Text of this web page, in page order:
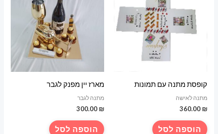
קופסת מתנה עם תמונות
מתנה לאישה
360.00 ₪
הוספה לסל
מארז יין מפנק לגבר
מתנה לגבר
300.00 ₪
הוספה לסל